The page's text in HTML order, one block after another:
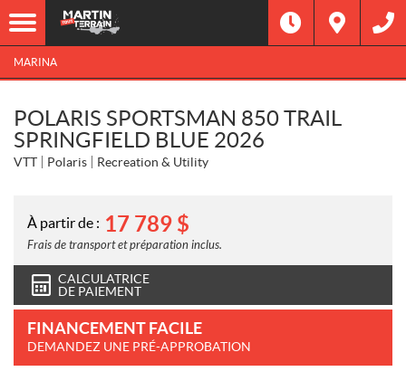
MARINA
POLARIS SPORTSMAN 850 TRAIL
SPRINGFIELD BLUE 2026
VTT Polaris Recreation & Utility
À partir de : 17 789 $
Frais de transport et préparation inclus.
CALCULATRICE
DE PAIEMENT
FINANCEMENT FACILE
DEMANDEZ UNE PRÉ-APPROBATION